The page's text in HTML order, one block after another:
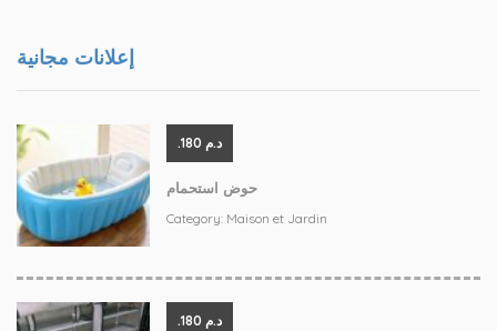
إعلانات مجانية
.د.م 180
حوض استحمام
Category: Maison et Jardin
.د.م 180